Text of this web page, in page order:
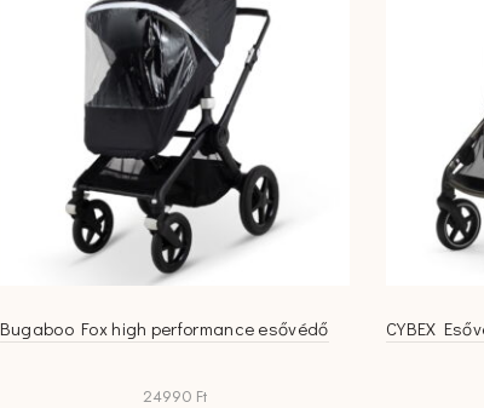
Bugaboo Fox high performance esővédő
24990 Ft
CYBEX